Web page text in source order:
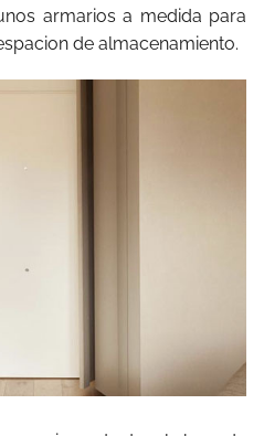
armarios a medida para
de almacenamiento.